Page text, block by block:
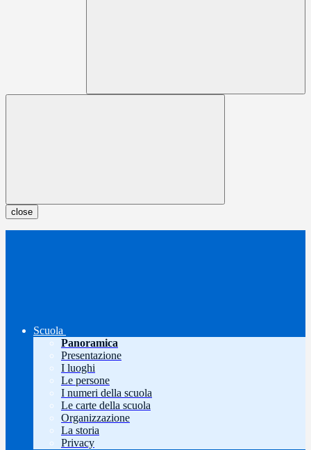
close
Scuola
Panoramica
Presentazione
I luoghi
Le persone
I numeri della scuola
Le carte della scuola
Organizzazione
La storia
Privacy